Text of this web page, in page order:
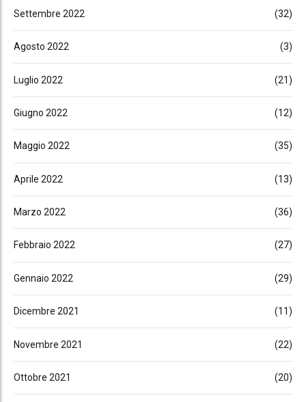
Settembre 2022 (32)
Agosto 2022 (3)
Luglio 2022 (21)
Giugno 2022 (12)
Maggio 2022 (35)
Aprile 2022 (13)
Marzo 2022 (36)
Febbraio 2022 (27)
Gennaio 2022 (29)
Dicembre 2021 (11)
Novembre 2021 (22)
Ottobre 2021 (20)